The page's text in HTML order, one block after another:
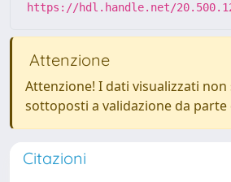
https://hdl.handle.net/
Attenzione
Attenzione! I dati visualizzati
sottoposti a validazione da parte
Citazioni